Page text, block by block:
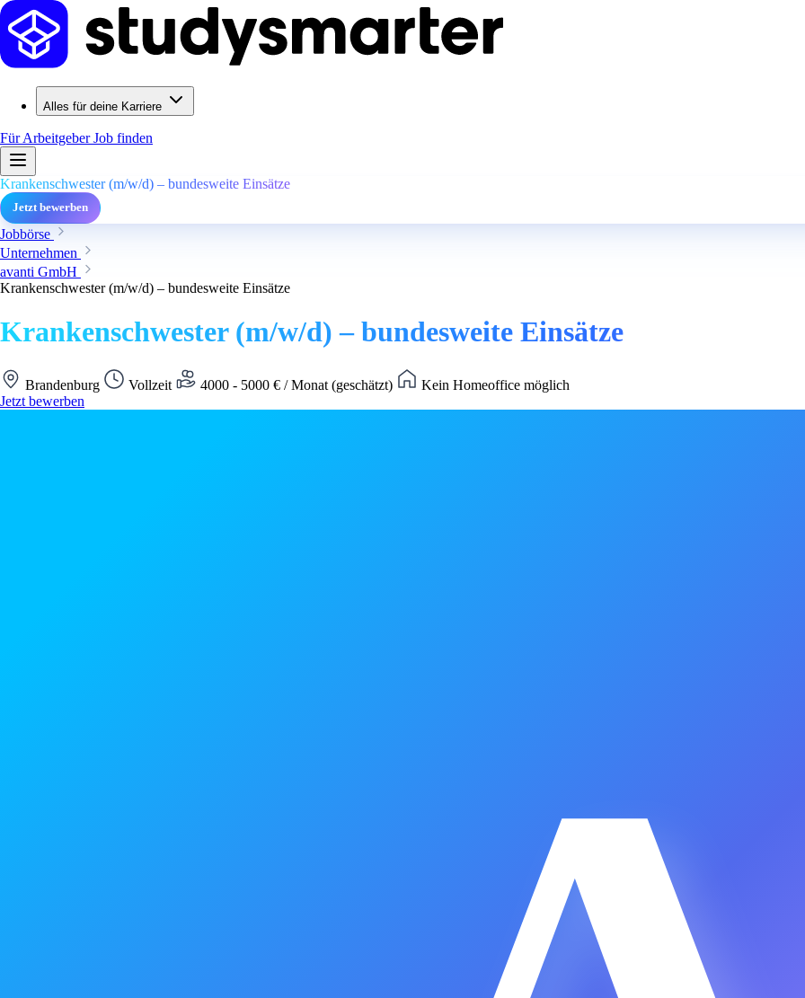
Alles für deine Karriere
Für ArbeitgeberJob finden
Krankenschwester (m/w/d) – bundesweite Einsätze
Jetzt bewerben
Jobbörse
Unternehmen
avanti GmbH
Krankenschwester (m/w/d) – bundesweite Einsätze
Krankenschwester (m/w/d) – bundesweite Einsätze
Brandenburg Vollzeit 4000 - 5000 € / Monat (geschätzt)
Kein Homeoffice möglich
Jetzt bewerben